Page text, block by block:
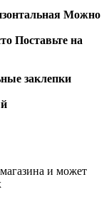
Можно
Поставьте на
заклепки
и может